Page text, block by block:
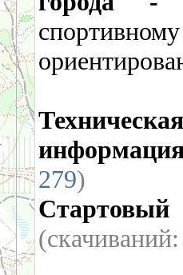
спортивному
Техническая
279)
Стартовый